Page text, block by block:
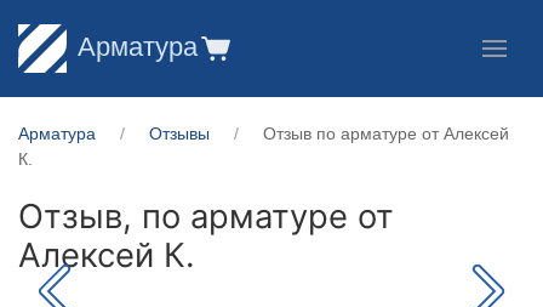
Арматура
Арматура Отзывы
Отзыв по арматуре от Алексей
К.
Отзыв, по арматуре от
Алексей К.